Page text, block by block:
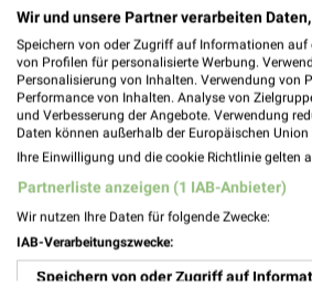
592,00 km
Apollo
Leutkirch im
574,56 km
Wir und unsere Partner verarbeiten
Speichern von oder Zugriff auf Informationen auf
von Profilen für personalisierte Werbung.
Personalisierung von Inhalten. Verwendung von
Performance von Inhalten. Analyse von
und Verbesserung der Angebote. Verwendung
Daten können außerhalb der Europäischen
Ihre Einwilligung und die cookie Richtlinie gelten
Partnerliste anzeigen (1 IAB-Anbieter)
Wir nutzen Ihre Daten für folgende Zwecke:
IAB-Verarbeitungszwecke:
Speichern von oder Zugriff auf